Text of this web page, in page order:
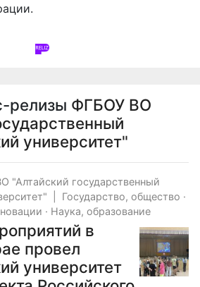
.
релизы ФГБОУ ВО
университет"
"Алтайский государственный
Государство, общество ·
· Наука, образование
в
провел
университет